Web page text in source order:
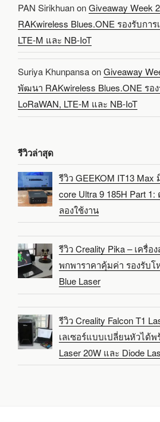
PAN SirikhuanonGiveaway Week
RAKwireless Blues.ONE รองรับกา
LTE-M และ NB-IoT
Suriya KhunpansaonGiveaway
พัฒนา RAKwireless Blues.ONE รอ
LoRaWAN, LTE-M และ NB-IoT
รีวิวล่าสุด
รีวิว GEEKOM IT13
core Ultra 9 185H Part
ลองใช้งาน
รีวิว Creality Pika – เครื่
พกพาราคาคุ้มค่า รองรับ
Blue Laser
รีวิว Creality Falcon T1
เลเซอร์แบบเปลี่ยนหัวได้
Laser 20W และ Diode